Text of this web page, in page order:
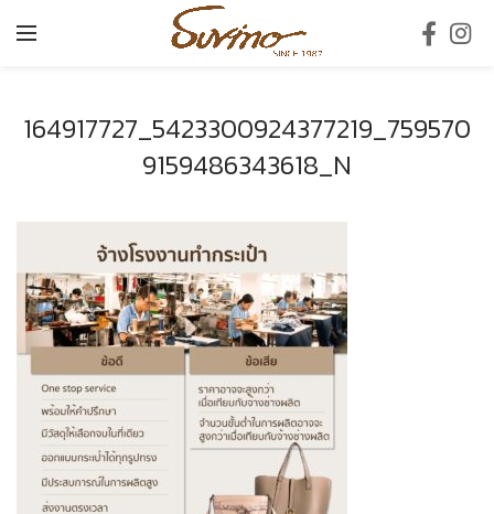
164917727_5423300924377219_759570
9159486343618_N